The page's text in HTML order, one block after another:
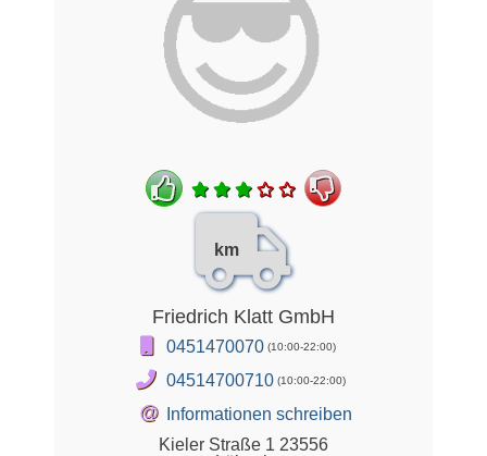
km
Friedrich Klatt GmbH
0451470070 (10:00-22:00)
04514700710 (10:00-22:00)
@
Informationen schreiben
Kieler Straße 1 23556